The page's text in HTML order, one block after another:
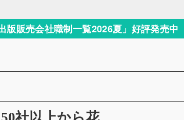
版販売会社職制一覧2026夏」好評発売中